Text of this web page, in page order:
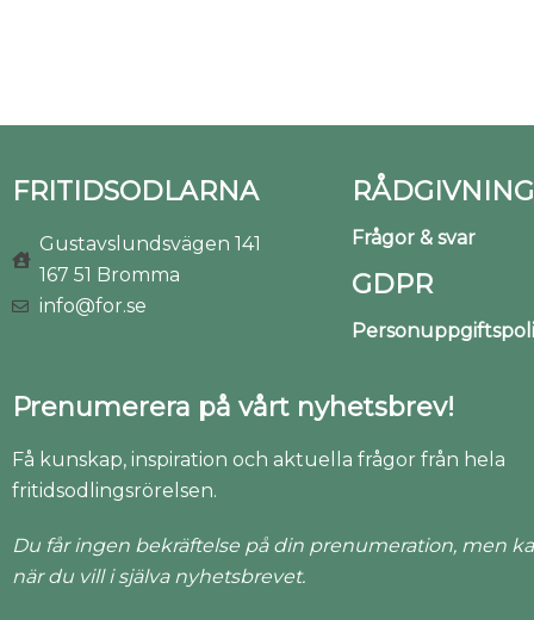
FRITIDSODLARNA
Gustavslundsvägen 141
167 51 Bromma
info@for.se
RÅDGIVNING
Frågor & svar
GDPR
Prenumerera på vårt nyhetsbrev!
Få kunskap, inspiration och aktuella frågor från hela
fritidsodlingsrörelsen.
Du får ingen bekräftelse på din prenumeration, men
när du vill i själva nyhetsbrevet.